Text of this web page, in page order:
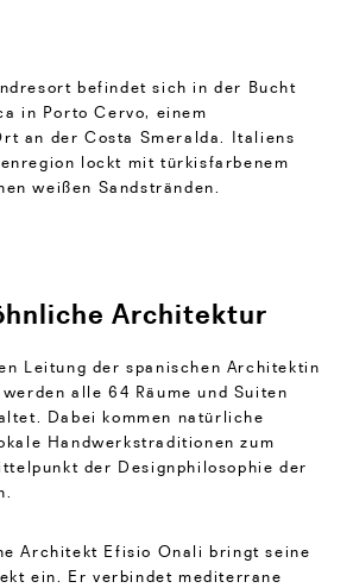
befindet sich in der Bucht
in Porto Cervo, einem
an der Costa Smeralda. Italiens
lockt mit türkisfarbenem
weißen Sandstränden.
Architektur
Leitung der spanischen Architektin
alle 64 Räume und Suiten
Dabei kommen natürliche
Handwerkstraditionen zum
der Designphilosophie der
Architekt Efisio Onali bringt seine
ein. Er verbindet mediterrane